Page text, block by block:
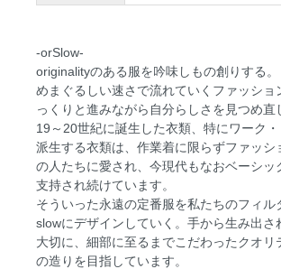
-orSlow-
originalityのある服を吟味しもの創りする。
めまぐるしい速さで流れていくファッショ
っくりと進みながら自分らしさを見つめ直
19～20世紀に誕生した衣類、特にワーク
派生する衣類は、作業着に限らずファッシ
の人たちに愛され、今現代もなおベーシッ
支持され続けています。
そういった永遠の定番服を私たちのフィル
slowにデザインしていく。手から生み出さ
大切に、細部に至るまでこだわったクオリ
の造りを目指しています。